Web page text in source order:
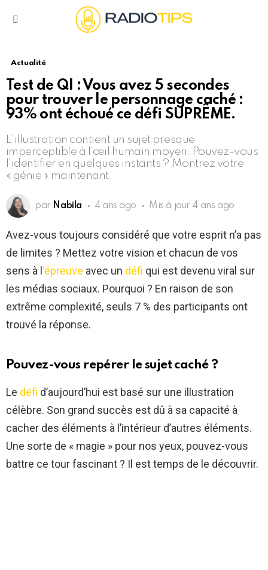
Actualité
Test de QI : Vous avez 5 secondes
pour trouver le personnage caché :
93% ont échoué ce défi SUPRÊME.
L’illustration contient un sujet presque
imperceptible à l’œil humain moyen. Pouvez-vous
l’identifier en quelques instants ? Montrez votre
« génie » maintenant.
par Nabila 4 ans ago Mis à jour 4 ans ago
Avez-vous toujours considéré que votre esprit n’a pas
de limites ? Mettez votre vision et chacun de vos
sens à l ‘épreuve avec un défi qui est devenu viral sur
les médias sociaux. Pourquoi ? En raison de son
extrême complexité, seuls 7 % des participants ont
trouvé la réponse.
Pouvez-vous repérer le sujet caché ?
Le défi d’aujourd’hui est basé sur une illustration
célèbre. Son grand succès est dû à sa capacité à
cacher des éléments à l’intérieur d’autres éléments.
Une sorte de « magie » pour nos yeux, pouvez-vous
battre ce tour fascinant ? Il est temps de le découvrir.